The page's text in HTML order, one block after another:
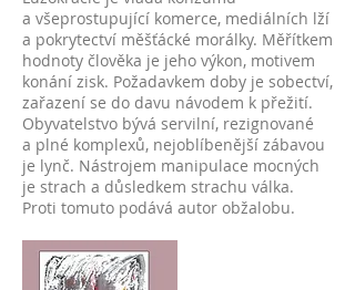
a všeprostupující komerce, mediálních lží
a pokrytectví měšťácké morálky. Měřítkem
hodnoty člověka je jeho výkon, motivem
konání zisk. Požadavkem doby je sobectví,
zařazení se do davu návodem k přežití.
Obyvatelstvo bývá servilní, rezignované
a plné komplexů, nejoblíbenější zábavou
je lynč. Nástrojem manipulace mocných
je strach a důsledkem strachu válka.
Proti tomuto podává autor obžalobu.